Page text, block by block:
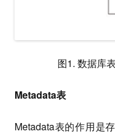
图1. 数据库
Metadata表
Metadata表的作用是